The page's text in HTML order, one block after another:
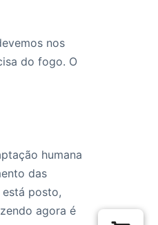
nos
do fogo. O
humana
das
posto,
agora é